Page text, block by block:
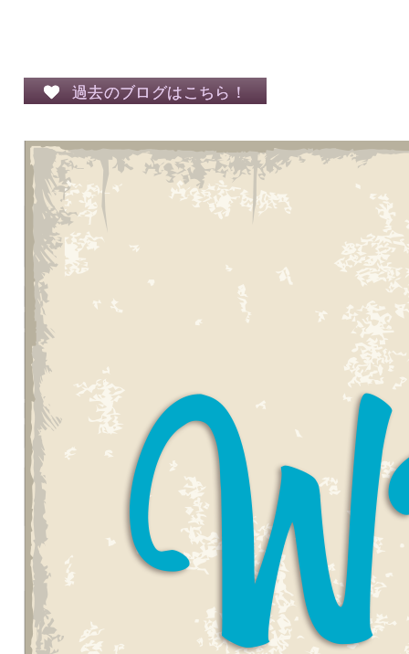
過去のブログはこちら！